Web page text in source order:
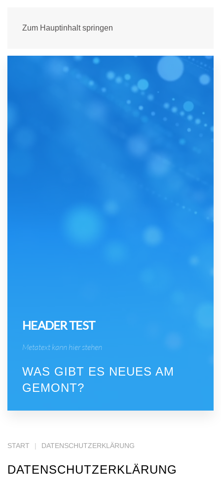
Zum Hauptinhalt springen
HEADER TEST
Metatext kann hier stehen
WAS GIBT ES NEUES AM
GEMONT?
START DATENSCHUTZERKLÄRUNG
DATENSCHUTZERKLÄRUNG